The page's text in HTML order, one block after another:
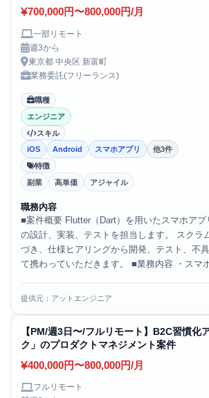
700,000円〜800,000円/月
一部リモート
週3から
東京都 中央区 新富町
業務委託(フリーランス)
職種
エンジニア
スキル
iOS
Android スマホアプリ
他3件
特徴
副業
高単価 アジャイル
職務内容
■案件概要 Flutter（Dart）を用いたスマホアプ
の設計、実装、テストを担当します。 スクラ
づき、仕様ヒアリングから開発、テスト、不
て携わっていただきます。 ■業務内容 ・スマ
提供元：アットエンジニア
【PM/週3日〜/フルリモート】B2C習慣化
ク」のプロダクトマネジメント案件
400,000円〜800,000円/月
フルリモート